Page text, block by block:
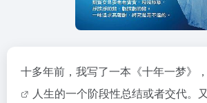
十多年前，我写了一本《十年一梦》
人生的一个阶段性总结或者交代。